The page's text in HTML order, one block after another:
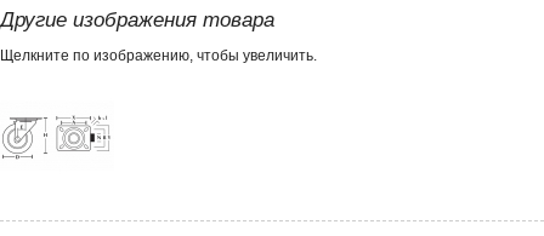
Другие изображения товара
Щелкните по изображению, чтобы увеличить.